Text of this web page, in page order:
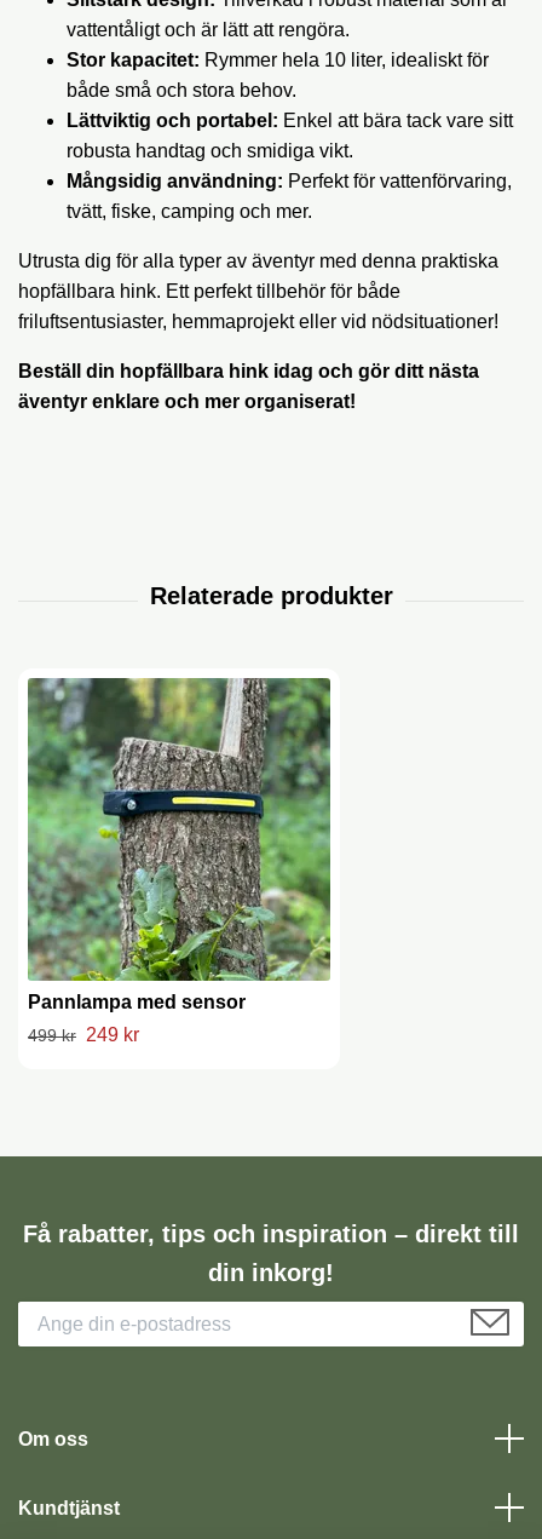
vattentåligt och är lätt att rengöra.
Stor kapacitet: Rymmer hela 10 liter, idealiskt för
både små och stora behov.
Lättviktig och portabel: Enkel att bära tack vare sitt
robusta handtag och smidiga vikt.
Mångsidig användning: Perfekt för vattenförvaring,
tvätt, fiske, camping och mer.
Utrusta dig för alla typer av äventyr med denna praktiska
hopfällbara hink. Ett perfekt tillbehör för både
friluftsentusiaster, hemmaprojekt eller vid nödsituationer!
Beställ din hopfällbara hink idag och gör ditt nästa
äventyr enklare och mer organiserat!
Pannlampa med sensor
499 kr 249 kr
Få rabatter, tips och inspiration – direkt till
din inkorg!
Om oss
Kundtjänst